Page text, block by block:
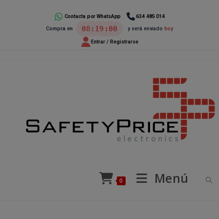
Contacta por WhatsApp
634 485 014
Compra en
08:19:00 y será enviado hoy
Entrar / Registrarse
0 Menú